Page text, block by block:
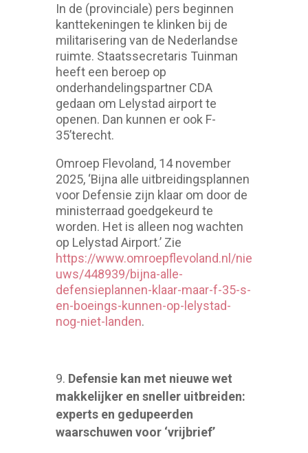
In de (provinciale) pers beginnen
kanttekeningen te klinken bij de
militarisering van de Nederlandse
ruimte. Staatssecretaris Tuinman
heeft een beroep op
onderhandelingspartner CDA
gedaan om Lelystad airport te
openen. Dan kunnen er ook F-
35’terecht.
Omroep Flevoland, 14 november
2025, ‘Bijna alle uitbreidingsplannen
voor Defensie zijn klaar om door de
ministerraad goedgekeurd te
worden. Het is alleen nog wachten
op Lelystad Airport.’ Zie
https://www.omroepflevoland.nl/nie
uws/448939/bijna-alle-
defensieplannen-klaar-maar-f-35-s-
en-boeings-kunnen-op-lelystad-
nog-niet-landen.
Defensie kan met nieuwe wet
makkelijker en sneller uitbreiden:
experts en gedupeerden
waarschuwen voor ‘vrijbrief’